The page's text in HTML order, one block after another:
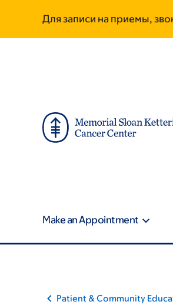
main
footer
Для записи на приемы,
Make an Appointment
Patient & Community